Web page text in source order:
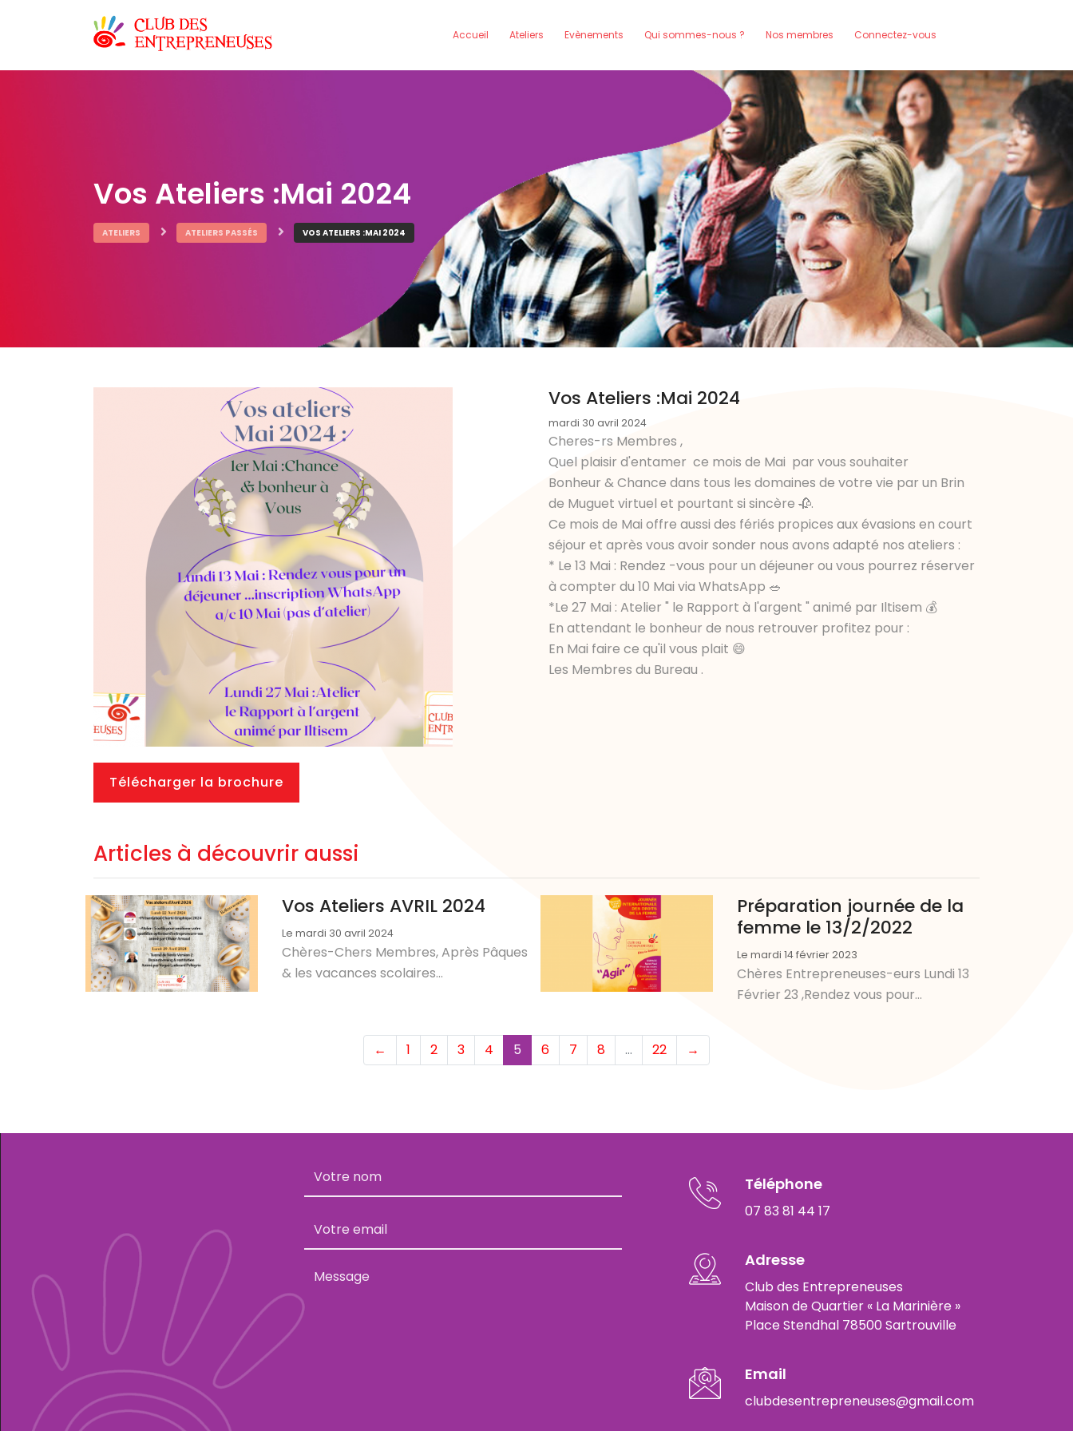
Accueil Ateliers Evènements Qui sommes-nous ? Nos membres Connectez-vous
Vos Ateliers :Mai 2024
ATELIERS ATELIERS PASSÉS VOS ATELIERS :MAI 2024
Télécharger la brochure
Vos Ateliers :Mai 2024
mardi 30 avril 2024
Cheres-rs Membres ,
Quel plaisir d'entamer ce mois de Mai par vous souhaiter
Bonheur & Chance dans tous les domaines de votre vie par un Brin
de Muguet virtuel et pourtant si sincère 🥀.
Ce mois de Mai offre aussi des fériés propices aux évasions en court
séjour et après vous avoir sonder nous avons adapté nos ateliers :
* Le 13 Mai : Rendez -vous pour un déjeuner ou vous pourrez réserver
à compter du 10 Mai via WhatsApp 🥗
*Le 27 Mai : Atelier " le Rapport à l'argent " animé par Iltisem 💰
En attendant le bonheur de nous retrouver profitez pour :
En Mai faire ce qu'il vous plait 😄
Les Membres du Bureau .
Articles à découvrir aussi
Vos Ateliers AVRIL 2024
Le mardi 30 avril 2024
Chères-Chers Membres, Après Pâques
& les vacances scolaires...
Préparation journée de la
femme le 13/2/2022
Le mardi 14 février 2023
Chères Entrepreneuses-eurs Lundi 13
Février 23 ,Rendez vous pour...
← 1 2 3 4 5 (current)
6 7 8 … 22 →
Téléphone
07 83 81 44 17
Adresse
Club des Entrepreneuses
Maison de Quartier « La Marinière »
Place Stendhal 78500 Sartrouville
Email
clubdesentrepreneuses@gmail.com